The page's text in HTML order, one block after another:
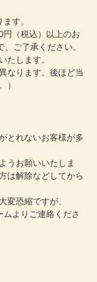
す。
（税込）以上のお
ご了承ください。
たします。
なります。後ほど当
）
とれないお客様が多
うお願いいたしま
は解除などしてから
変恐縮ですが、
ムよりご連絡くださ